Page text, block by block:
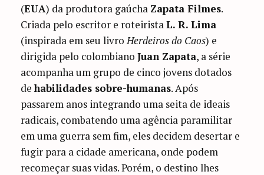
(EUA) da produtora gaúcha Zapata Filmes.
Criada pelo escritor e roteiristaL. R. Lima
(inspirada em seu livro Herdeiros do Caos) e
dirigida pelo colombianoJuan Zapata, a série
acompanha um grupo de cinco jovens dotados
dehabilidades sobre-humanas. Após
passarem anos integrando uma seita de ideais
radicais, combatendo uma agência paramilitar
em uma guerra sem fim, eles decidem desertar e
fugir para a cidade americana, onde podem
recomeçar suas vidas. Porém, o destino lhes